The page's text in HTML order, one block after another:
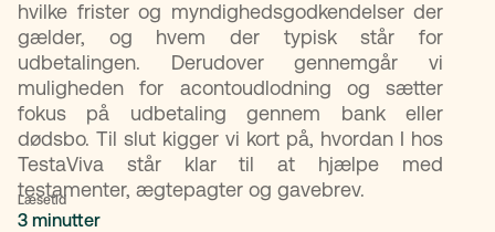
hvilke frister og myndighedsgodkendelser der
gælder, og hvem der typisk står for
udbetalingen. Derudover gennemgår vi
muligheden for acontoudlodning og sætter
fokus på udbetaling gennem bank eller
dødsbo. Til slut kigger vi kort på, hvordan I hos
TestaViva står klar til at hjælpe med
testamenter, ægtepagter og gavebrev.
Læsetid
3 minutter